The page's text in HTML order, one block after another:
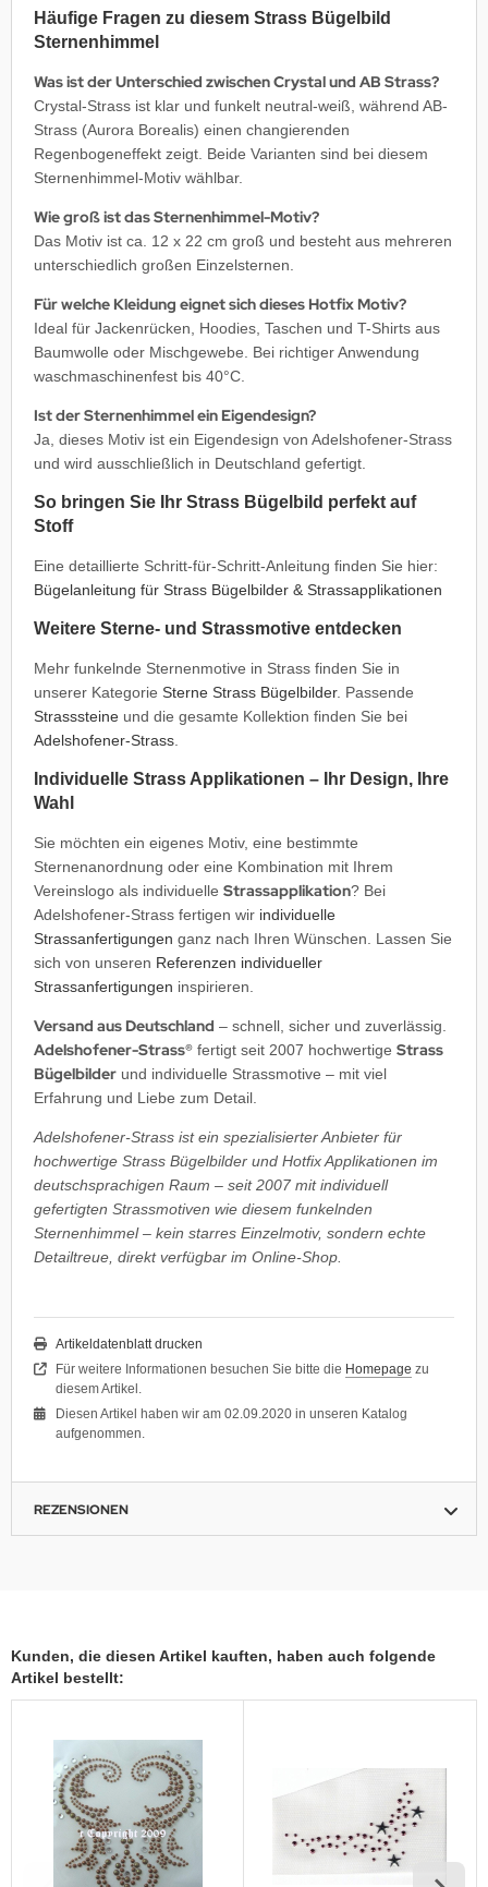
Häufige Fragen zu diesem Strass Bügelbild
Sternenhimmel
Was ist der Unterschied zwischen Crystal und AB Strass?
Crystal-Strass ist klar und funkelt neutral-weiß, während AB-
Strass (Aurora Borealis) einen changierenden
Regenbogeneffekt zeigt. Beide Varianten sind bei diesem
Sternenhimmel-Motiv wählbar.
Wie groß ist das Sternenhimmel-Motiv?
Das Motiv ist ca. 12 x 22 cm groß und besteht aus mehreren
unterschiedlich großen Einzelsternen.
Für welche Kleidung eignet sich dieses Hotfix Motiv?
Ideal für Jackenrücken, Hoodies, Taschen und T-Shirts aus
Baumwolle oder Mischgewebe. Bei richtiger Anwendung
waschmaschinenfest bis 40°C.
Ist der Sternenhimmel ein Eigendesign?
Ja, dieses Motiv ist ein Eigendesign von Adelshofener-Strass
und wird ausschließlich in Deutschland gefertigt.
So bringen Sie Ihr Strass Bügelbild perfekt auf
Stoff
Eine detaillierte Schritt-für-Schritt-Anleitung finden Sie hier:
Bügelanleitung für Strass Bügelbilder & Strassapplikationen
Weitere Sterne- und Strassmotive entdecken
Mehr funkelnde Sternenmotive in Strass finden Sie in
unserer Kategorie Sterne Strass Bügelbilder. Passende
Strasssteine und die gesamte Kollektion finden Sie bei
Adelshofener-Strass
Individuelle Strass Applikationen – Ihr Design, Ihre
Wahl
Sie möchten ein eigenes Motiv, eine bestimmte
Sternenanordnung oder eine Kombination mit Ihrem
Vereinslogo als individuelle Strassapplikation? Bei
Adelshofener-Strass fertigen wir individuelle
Strassanfertigungen ganz nach Ihren Wünschen. Lassen Sie
sich von unseren Referenzen individueller
Strassanfertigungen inspirieren.
Versand aus Deutschland – schnell, sicher und zuverlässig.
Adelshofener-Strass® fertigt seit 2007 hochwertige Strass
Bügelbilder und individuelle Strassmotive – mit viel
Erfahrung und Liebe zum Detail.
Adelshofener-Strass ist ein spezialisierter Anbieter für
hochwertige Strass Bügelbilder und Hotfix Applikationen im
deutschsprachigen Raum – seit 2007 mit individuell
gefertigten Strassmotiven wie diesem funkelnden
Sternenhimmel – kein starres Einzelmotiv, sondern echte
Detailtreue, direkt verfügbar im Online-Shop.
Artikeldatenblatt drucken
Für weitere Informationen besuchen Sie bitte die Homepage zu
diesem Artikel.
Diesen Artikel haben wir am 02.09.2020 in unseren Katalog
aufgenommen.
REZENSIONEN
Kunden, die diesen Artikel kauften, haben auch folgende
Artikel bestellt: